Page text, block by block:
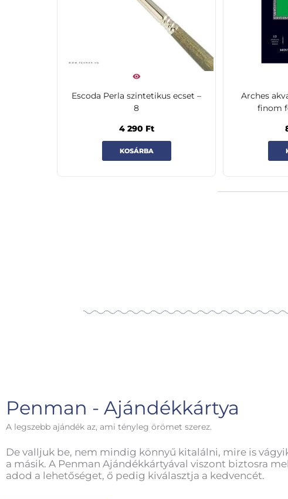
Escoda Perla szintetikus ecset –
8
4 290 Ft
KOSÁRBA
Arches
finom
Penman - Ajándékkártya
A legszebb ajándék az, ami tényleg örömet szerez.
De valljuk be, nem mindig könnyű kitalálni, mire is
a másik. A Penman Ajándékkártyával viszont biztosra
adod a lehetőséget, ő pedig kiválasztja a kedvencét.